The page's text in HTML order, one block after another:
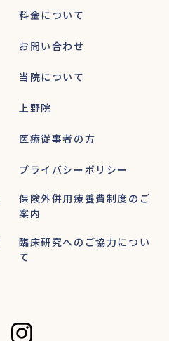
料金について
お問い合わせ
当院について
上野院
医療従事者の方
プライバシーポリシー
保険外併用療養費制度のご
案内
臨床研究へのご協力につい
て